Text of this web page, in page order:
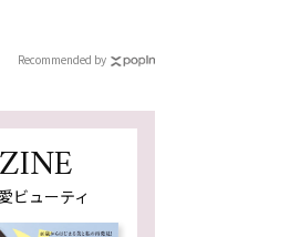
Recommended by
ビューティ